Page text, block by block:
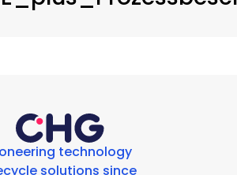
technology
solutions since